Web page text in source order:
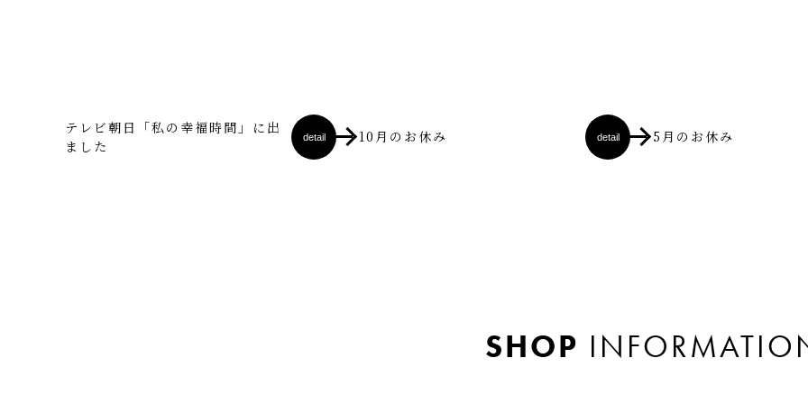
テレビ朝日「私の幸福時間」に出
ました
detail 10月のお休み detail 5月のお休み
SHOP